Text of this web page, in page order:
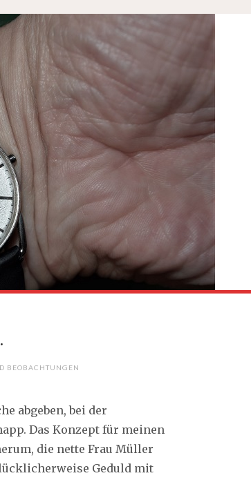
BEOBACHTUNGEN
abgeben, bei der
Das Konzept für meinen
die nette Frau Müller
Geduld mit